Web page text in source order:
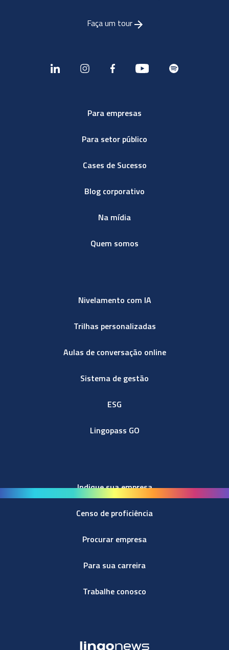
Faça um tour
Para empresas
Para setor público
Cases de Sucesso
Blog corporativo
Na mídia
Quem somos
Nivelamento com IA
Trilhas personalizadas
Aulas de conversação online
Sistema de gestão
ESG
Lingopass GO
Indique sua empresa
Censo de proficiência
Procurar empresa
Para sua carreira
Trabalhe conosco